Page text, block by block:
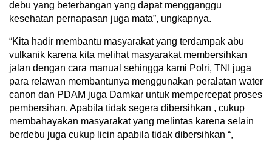
debu yang beterbangan yang dapat mengganggu
kesehatan pernapasan juga mata”, ungkapnya.
“Kita hadir membantu masyarakat yang terdampak abu
vulkanik karena kita melihat masyarakat membersihkan
jalan dengan cara manual sehingga kami Polri, TNI juga
para relawan membantunya menggunakan peralatan water
canon dan PDAM juga Damkar untuk mempercepat proses
pembersihan. Apabila tidak segera dibersihkan , cukup
membahayakan masyarakat yang melintas karena selain
berdebu juga cukup licin apabila tidak dibersihkan “,